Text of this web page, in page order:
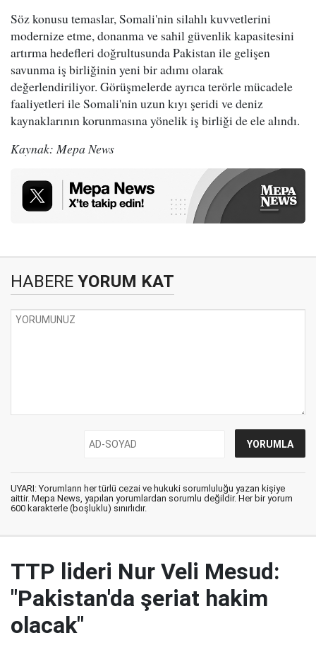
Söz konusu temaslar, Somali'nin silahlı kuvvetlerini
modernize etme, donanma ve sahil güvenlik kapasitesini
artırma hedefleri doğrultusunda Pakistan ile gelişen
savunma iş birliğinin yeni bir adımı olarak
değerlendiriliyor. Görüşmelerde ayrıca terörle mücadele
faaliyetleri ile Somali'nin uzun kıyı şeridi ve deniz
kaynaklarının korunmasına yönelik iş birliği de ele alındı.
Kaynak: Mepa News
HABERE YORUM KAT
UYARI: Yorumların her türlü cezai ve hukuki sorumluluğu yazan kişiye
aittir. Mepa News, yapılan yorumlardan sorumlu değildir. Her bir yorum
600 karakterle (boşluklu) sınırlıdır.
TTP lideri Nur Veli Mesud:
"Pakistan'da şeriat hakim
olacak"